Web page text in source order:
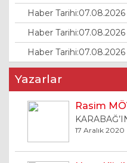
Haber Tarihi:07.08.2026
Haber Tarihi:07.08.2026
Haber Tarihi:07.08.2026
Yazarlar
Rasim
17 Aralık 2020